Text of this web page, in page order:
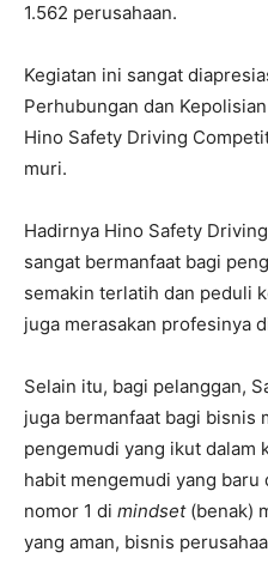
1.562 perusahaan.
Kegiatan ini sangat
Perhubungan dan
Hino Safety Driving
muri.
Hadirnya Hino Safety
sangat bermanfaat bagi
semakin terlatih dan peduli
juga merasakan profesinya
Selain itu, bagi pelanggan,
juga bermanfaat bagi bisnis
pengemudi yang ikut dalam
habit mengemudi yang
nomor 1 di mindset(benak)
yang aman, bisnis